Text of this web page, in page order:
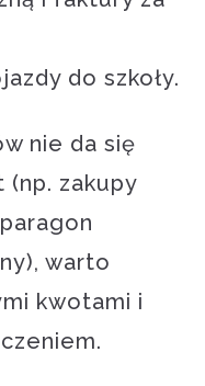
do szkoły.
nie da się
zakupy
warto
kwotami i